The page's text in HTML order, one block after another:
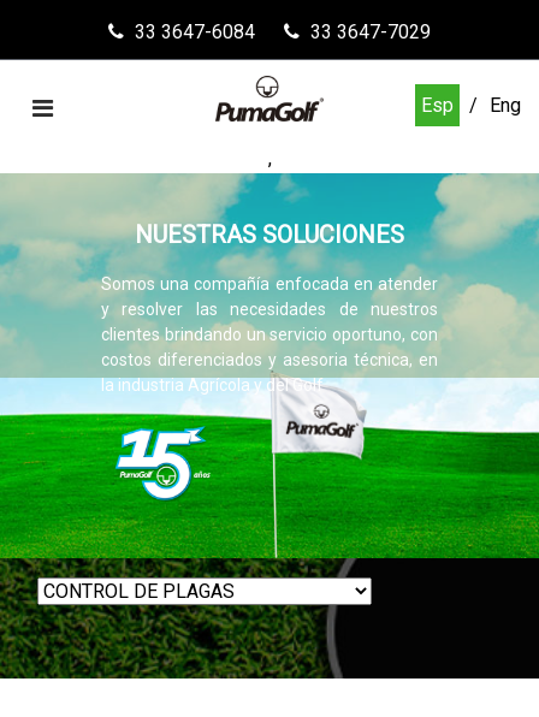
33 3647-6084 33 3647-7029
Esp Eng
,
NUESTRAS SOLUCIONES
Somos una compañía enfocada en atender
y resolver las necesidades de nuestros
clientes brindando un servicio oportuno, con
costos diferenciados y asesoria técnica, en
la industria Agrícola y del Golf